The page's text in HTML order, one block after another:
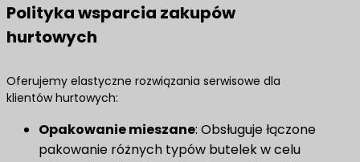
Polityka wsparcia zakupów
hurtowych
Oferujemy elastyczne rozwiązania serwisowe dla
klientów hurtowych:
Opakowanie mieszane: Obsługuje łączone
pakowanie różnych typów butelek w celu